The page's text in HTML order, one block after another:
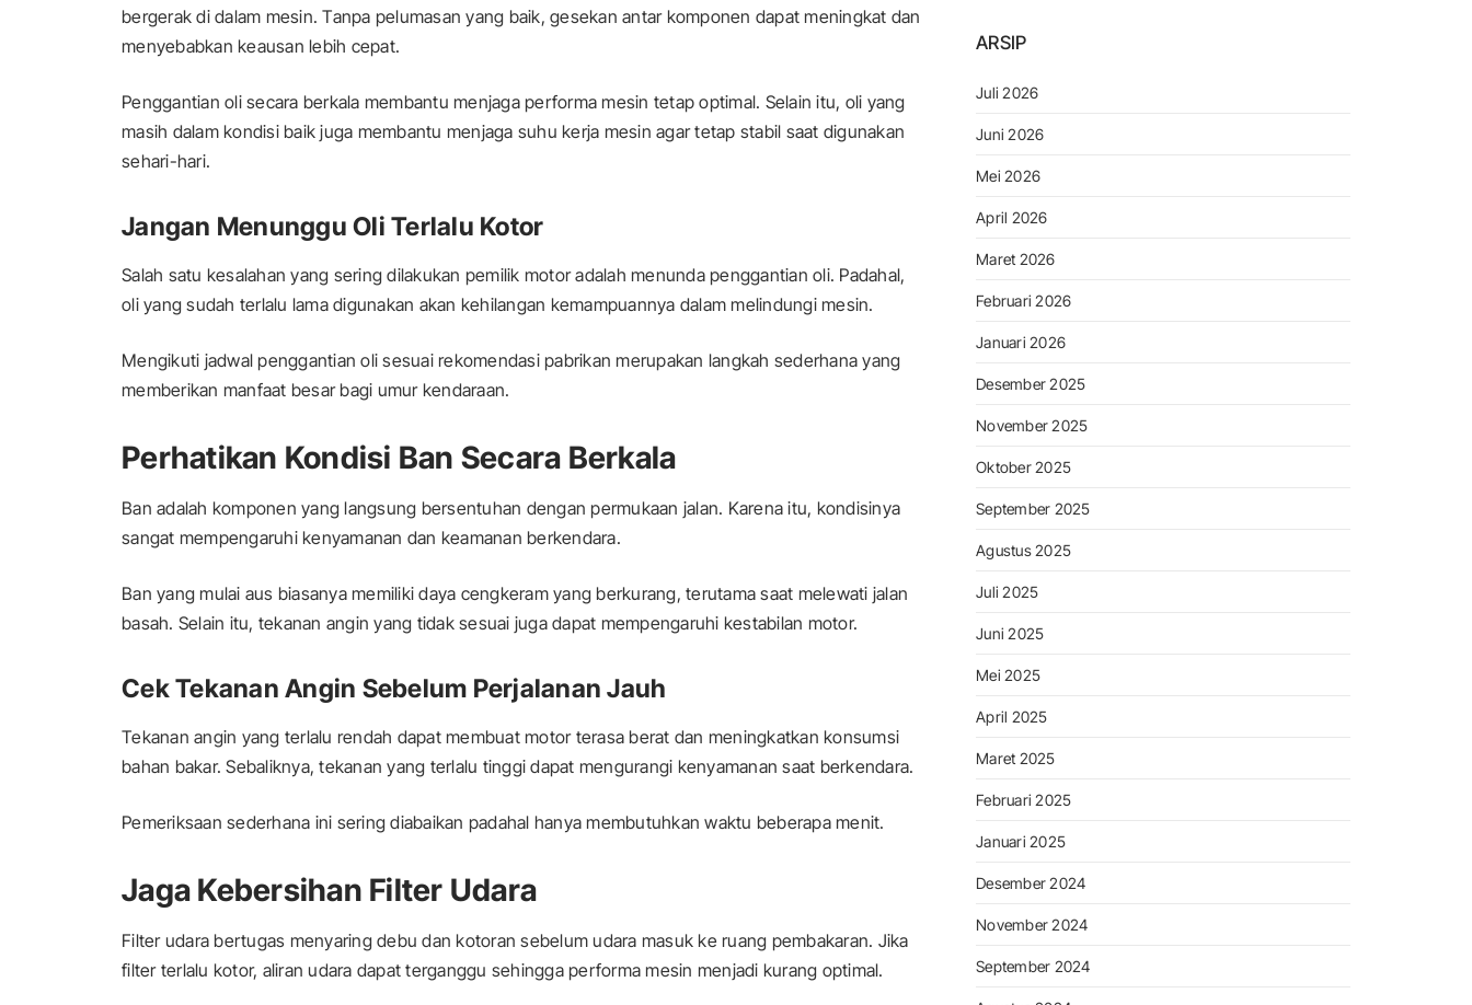
bergerak di dalam mesin. Tanpa pelumasan yang baik, gesekan antar komponen dapat meningkat dan
menyebabkan keausan lebih cepat.
Penggantian oli secara berkala membantu menjaga performa mesin tetap optimal. Selain itu, oli yang
masih dalam kondisi baik juga membantu menjaga suhu kerja mesin agar tetap stabil saat digunakan
sehari-hari.
Jangan Menunggu Oli Terlalu Kotor
Salah satu kesalahan yang sering dilakukan pemilik motor adalah menunda penggantian oli. Padahal,
oli yang sudah terlalu lama digunakan akan kehilangan kemampuannya dalam melindungi mesin.
Mengikuti jadwal penggantian oli sesuai rekomendasi pabrikan merupakan langkah sederhana yang
memberikan manfaat besar bagi umur kendaraan.
Perhatikan Kondisi Ban Secara Berkala
Ban adalah komponen yang langsung bersentuhan dengan permukaan jalan. Karena itu, kondisinya
sangat mempengaruhi kenyamanan dan keamanan berkendara.
Ban yang mulai aus biasanya memiliki daya cengkeram yang berkurang, terutama saat melewati jalan
basah. Selain itu, tekanan angin yang tidak sesuai juga dapat mempengaruhi kestabilan motor.
Cek Tekanan Angin Sebelum Perjalanan Jauh
Tekanan angin yang terlalu rendah dapat membuat motor terasa berat dan meningkatkan konsumsi
bahan bakar. Sebaliknya, tekanan yang terlalu tinggi dapat mengurangi kenyamanan saat berkendara.
Pemeriksaan sederhana ini sering diabaikan padahal hanya membutuhkan waktu beberapa menit.
Jaga Kebersihan Filter Udara
Filter udara bertugas menyaring debu dan kotoran sebelum udara masuk ke ruang pembakaran. Jika
filter terlalu kotor, aliran udara dapat terganggu sehingga performa mesin menjadi kurang optimal.
ARSIP
Juli 2026
Juni 2026
Mei 2026
April 2026
Maret 2026
Februari 2026
Januari 2026
Desember 2025
November 2025
Oktober 2025
September 2025
Agustus 2025
Juli 2025
Juni 2025
Mei 2025
April 2025
Maret 2025
Februari 2025
Januari 2025
Desember 2024
November 2024
September 2024